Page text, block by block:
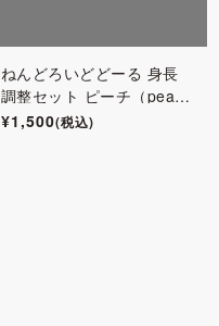
ねんどろいどどーる 身長
調整セット ピーチ（peach
）
¥1,500(税込)